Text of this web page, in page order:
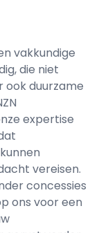
vakkundige
die niet
ook duurzame
expertise
vereisen.
concessies
ons voor een